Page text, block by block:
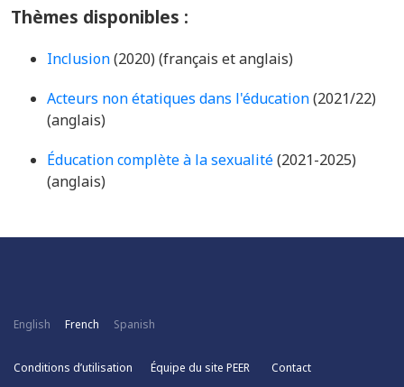
Thèmes disponibles :
Inclusion(2020) (français et anglais)
Acteurs non étatiques dans l'éducation(2021/22)
(anglais)
Éducation complète à la sexualité(2021-2025)
(anglais)
English French Spanish
Conditions d’utilisation Équipe du site PEER Contact